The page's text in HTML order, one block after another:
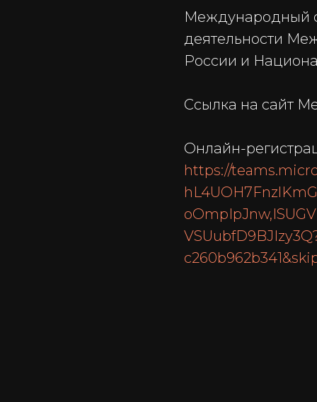
Международный
деятельности
России и
Ссылка на сайт
Онлайн-
https://